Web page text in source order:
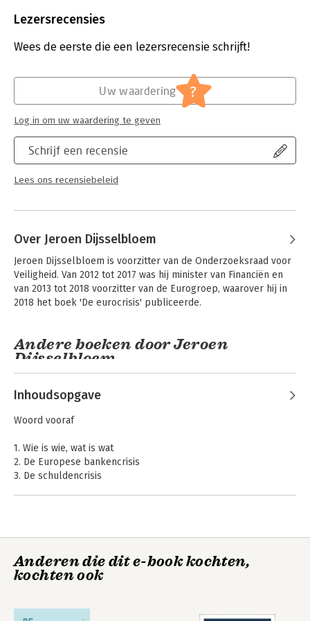
Bestandsformaat:
Uitgever:
Prometheus
Hoofdrubriek: Mens en maatschappij
Lezersrecensies
Wees de eerste die een lezersrecensie schrijft!
Schrijf een recensie
Lees ons recensiebeleid
Uw waardering ?
Log in om uw waardering te geven
Over Jeroen Dijsselbloem
Jeroen Dijsselbloem is voorzitter van de Onderzoeksraad voor
Veiligheid. Van 2012 tot 2017 was hij minister van Financiën en
van 2013 tot 2018 voorzitter van de Eurogroep, waarover hij in
2018 het boek 'De eurocrisis' publiceerde.
Andere boeken door Jeroen
Dijsselbloem
Inhoudsopgave
Woord vooraf
1. Wie is wie, wat is wat
2. De Europese bankencrisis
3. De schuldencrisis
9. Terugblik
10. De toekomst van de muntunie
Anderen die dit e-book kochten,
kochten ook